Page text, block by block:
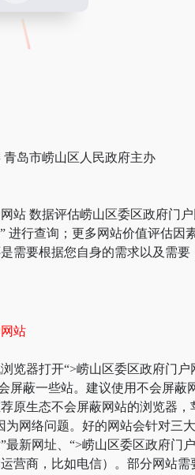
岛市崂山区人民政府主办
站 数据评估崂山区委区政府门
” 进行查询；更多网站价值评估
需要根据您自身的需求以及需
站
览器打开“>崂山区委区政府门
屏蔽一些站。建议使用不会屏
原生态不会屏蔽网站的浏览器
为网络问题。好的网站会针对三
最新网址、“>崂山区委区政府门
营商，比如电信）。部分网站